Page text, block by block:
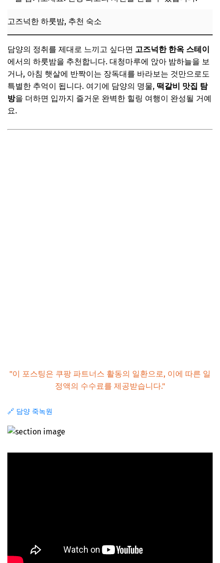
고즈넉한 하룻밤, 추천 숙소
담양의 정취를 제대로 느끼고 싶다면 고즈넉한 한옥 스테이
에서의 하룻밤을 추천합니다. 대청마루에 앉아 밤하늘을 보
거나, 아침 햇살에 반짝이는 장독대를 바라보는 것만으로도
특별한 추억이 됩니다. 여기에 담양의 명물, 떡갈비 맛집 탐
방을 더하면 입까지 즐거운 완벽한 힐링 여행이 완성될 거예
요.
"이 포스팅은 쿠팡 파트너스 활동의 일환으로, 이에 따른 일
정액의 수수료를 제공받습니다."
🔗 담양 죽녹원